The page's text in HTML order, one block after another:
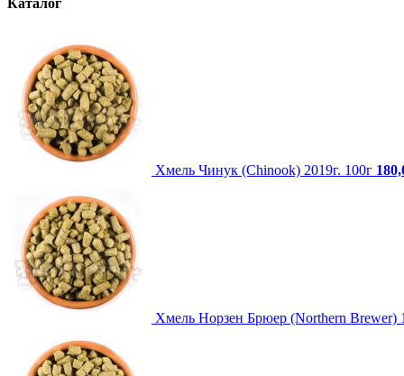
Хмель Чинук (Chinook) 2019г. 100г
Хмель Норзен Брюер (Northern Brewer)